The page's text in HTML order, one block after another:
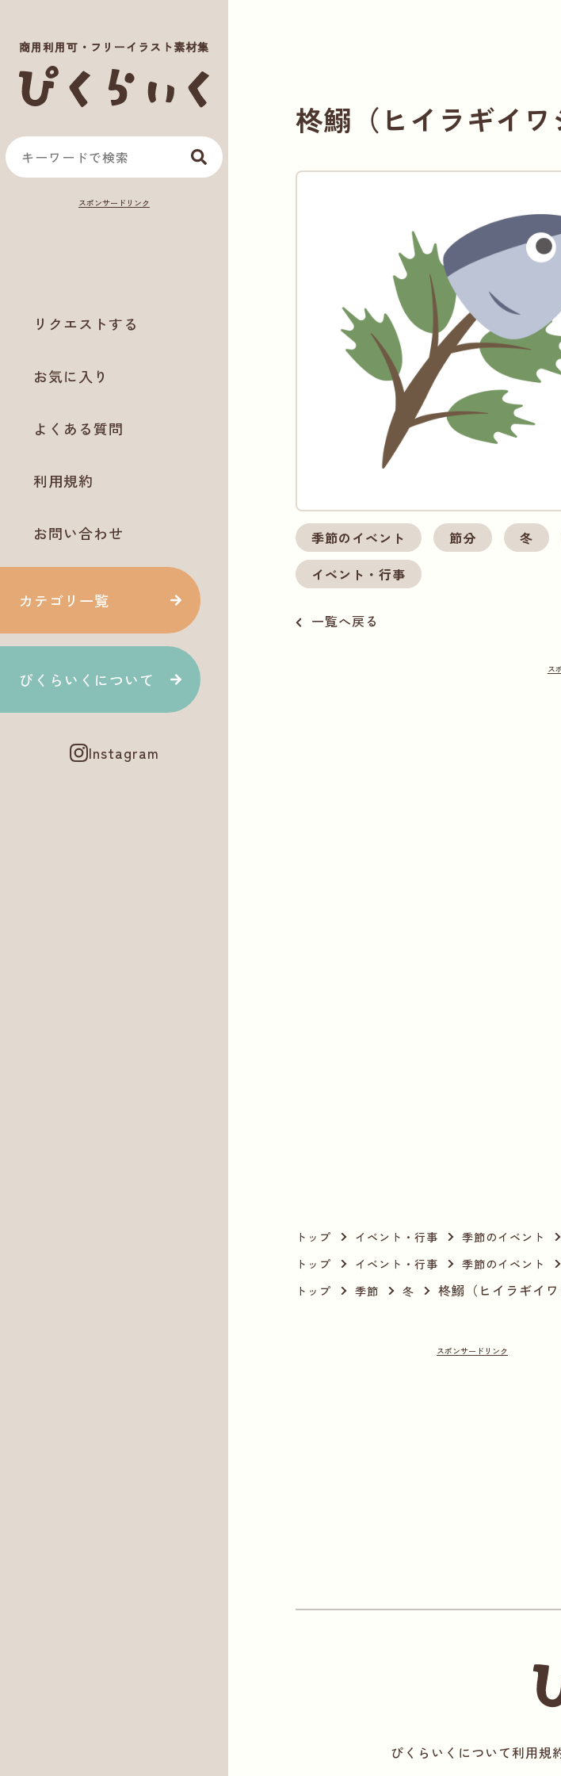
商用利用可・フリーイラスト素材集
リクエストする
お気に入り
よくある質問
利用規約
お問い合わせ
カテゴリ一覧
ぴくらいくについて
Instagram
柊鰯（ヒイラギイワ
季節のイベント 節分 冬
イベント・行事
一覧へ戻る
トップ イベント・行事 季節のイベント
トップ イベント・行事 季節のイベント
トップ 季節 冬 柊鰯（ヒイラギイワ
ぴくらいくについて利用規